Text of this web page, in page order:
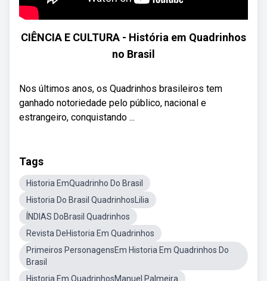
CIÊNCIA E CULTURA - História em Quadrinhos
no Brasil
Nos últimos anos, os Quadrinhos brasileiros tem
ganhado notoriedade pelo público, nacional e
estrangeiro, conquistando ...
Tags
Historia EmQuadrinho Do Brasil
Historia Do Brasil QuadrinhosLilia
ÍNDIAS DoBrasil Quadrinhos
Revista DeHistoria Em Quadrinhos
Primeiros PersonagensEm Historia Em Quadrinhos Do
Brasil
Historia Em QuadrinhosManuel Palmeira